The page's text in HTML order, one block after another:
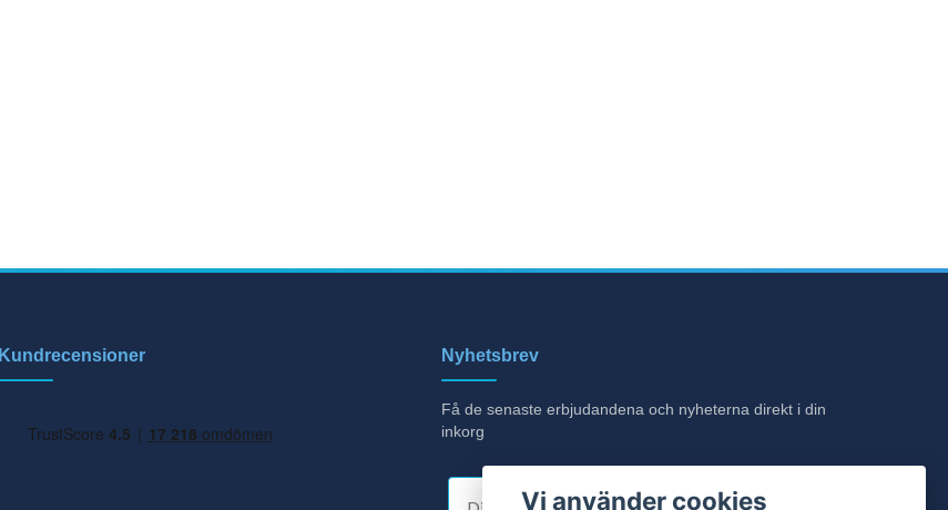
Kundrecensioner Nyhetsbrev
Få de senaste erbjudandena och nyheterna direkt i din
inkorg
E-post Vi använder cookies